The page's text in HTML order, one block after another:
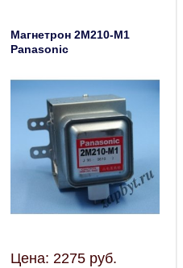
Магнетрон 2M210-M1
Panasonic
Цена: 2275 руб.